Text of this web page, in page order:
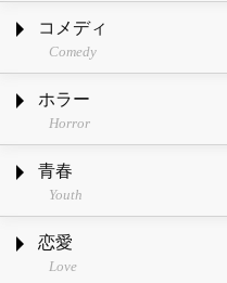
コメディ
Comedy
ホラー
Horror
青春
Youth
恋愛
Love